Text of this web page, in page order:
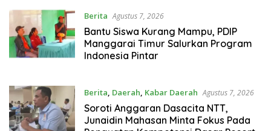
Berita Agustus 7, 2026
Bantu Siswa Kurang Mampu, PDIP
Manggarai Timur Salurkan Program
Indonesia Pintar
Berita Daerah Kabar Daerah Agustus 7, 2026
Soroti Anggaran Dasacita NTT,
Junaidin Mahasan Minta Fokus Pada